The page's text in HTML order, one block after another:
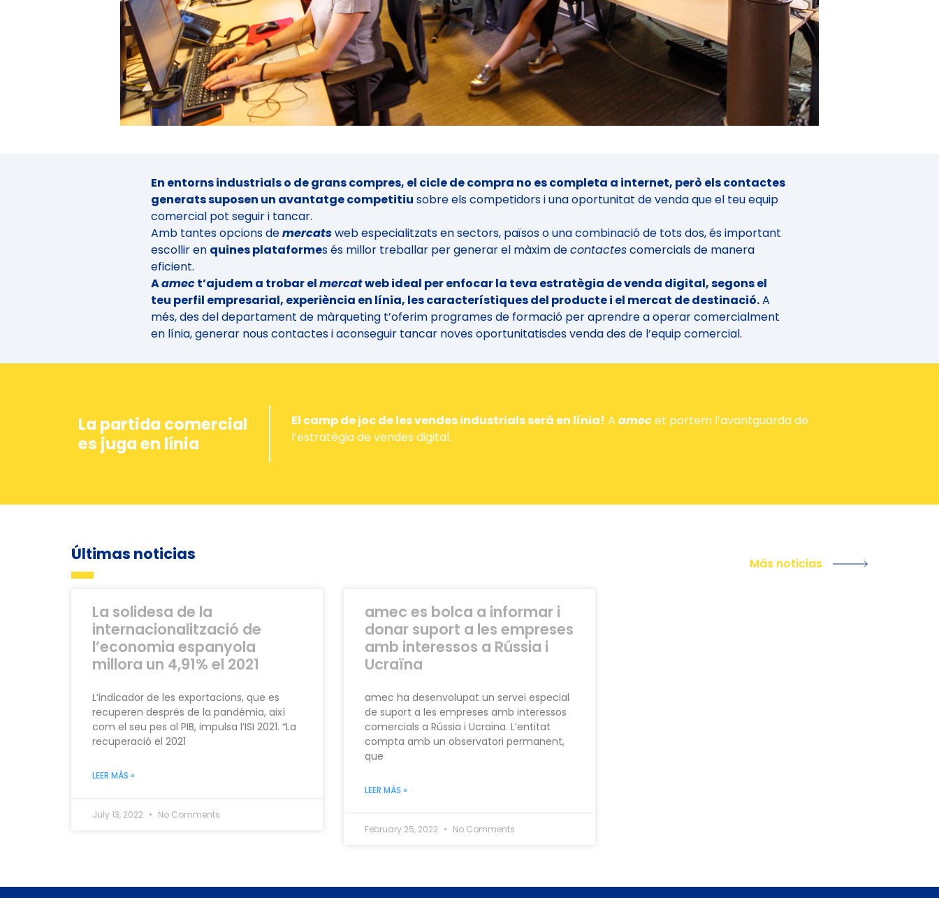
En entorns industrials o de grans compres, el cicle de compra no es completa a internet, però els contactes
generats suposen un avantatge competitiu sobre els competidors i una oportunitat de venda que el teu equip
comercial pot seguir i tancar.
Amb tantes opcions demercatsweb especialitzats en sectors, països o una combinació de tots dos, és important
escollir en quines plataformes és millor treballar per generar el màxim decontactescomercials de manera
eficient.
Aamect’ajudem a trobar elmercatweb ideal per enfocar la teva estratègia de venda digital, segons el
teu perfil empresarial, experiència en línia, les característiques del producte i el mercat de destinació.A
més, des del departament de màrqueting t’oferim programes de formació per aprendre a operar comercialment
en línia, generar nous contactes iaconseguir tancar novesoportunitatisdesvenda des de l’equip comercial.
La partida comercial
es juga en línia
El camp de joc de les vendes industrials serà en línia! A amecet portem l’avantguarda de
l’estratègia de vendes digital.
Últimas noticias Más noticias
La solidesa de la
internacionalització de
l’economia espanyola
millora un 4,91% el 2021
L’indicador de les exportacions, que es
recuperen després de la pandèmia, així
com el seu pes al PIB, impulsa l’ISI 2021. “La
recuperació el 2021
LEER MÁS »
July 13, 2022 No Comments
amec es bolca a informar i
donar suport a les empreses
amb interessos a Rússia i
Ucraïna
amec ha desenvolupat un servei especial
de suport a les empreses amb interessos
comercials a Rússia i Ucraïna. L’entitat
compta amb un observatori permanent,
que
LEER MÁS »
February 25, 2022 No Comments